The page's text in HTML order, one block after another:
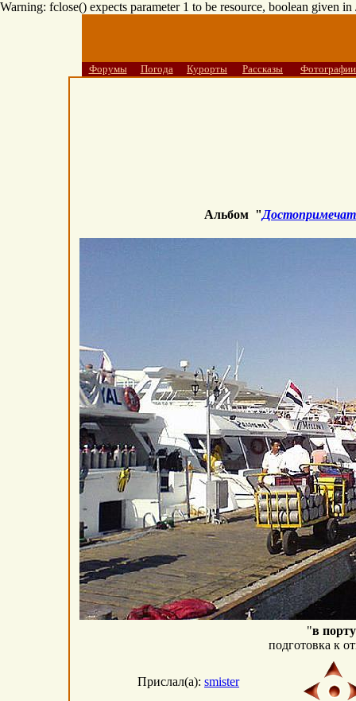
Warning: fclose() expects parameter 1 to be resource, boolean given
Форумы Погода Курорты Рассказы Фотографии
Альбом "
"в порту
подготовка к
Прислал(а): smister